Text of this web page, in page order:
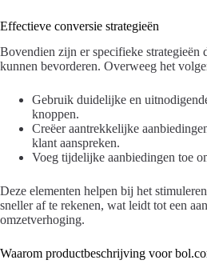
Effectieve conversie strategieën
Bovendien zijn er specifieke strategieën
kunnen bevorderen. Overweeg het
Gebruik duidelijke en
knoppen.
Creëer aantrekkelijke
klant aanspreken.
Voeg tijdelijke aanbiedingen toe
Deze elementen helpen bij het
sneller af te rekenen, wat leidt tot een
omzetverhoging.
Waarom productbeschrijving voor